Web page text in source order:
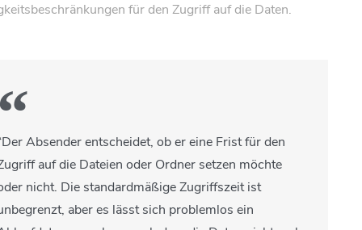
für den Zugriff auf die Daten.
Absender entscheidet, ob er eine Frist für den
auf die Dateien oder Ordner setzen möchte
nicht. Die standardmäßige Zugriffszeit ist
aber es lässt sich problemlos ein